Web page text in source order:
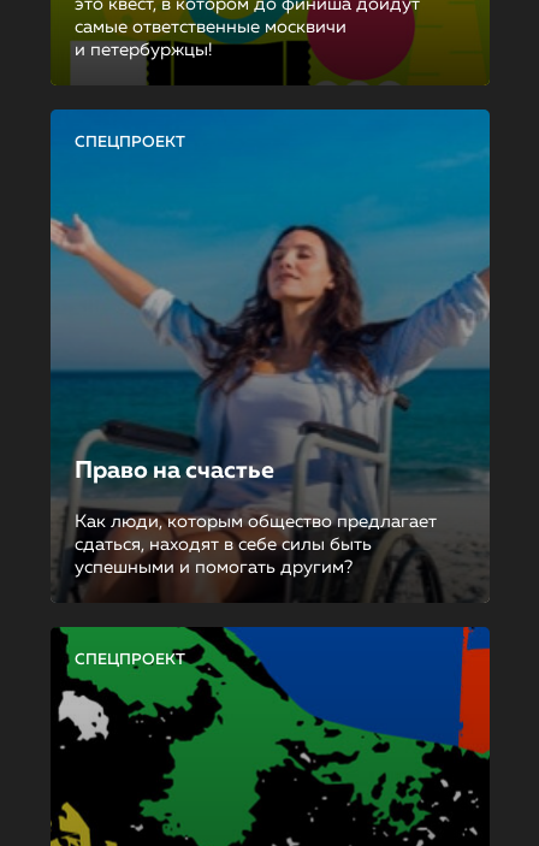
это квест, в котором до финиша дойдут
самые ответственные москвичи
и петербуржцы!
СПЕЦПРОЕКТ
Право на счастье
Как люди, которым общество предлагает
сдаться, находят в себе силы быть
успешными и помогать другим?
СПЕЦПРОЕКТ